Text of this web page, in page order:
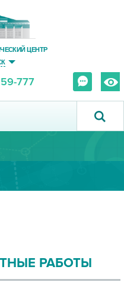
ЦЕНТР
777
РАБОТЫ